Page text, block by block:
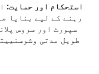
استحکام اور حمایت:
رہنے کے لیے بنایا
سپورٹ اور سروس
طویل مدتی